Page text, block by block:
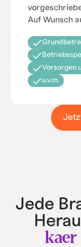
Auf Wunsch
Vorsorgen
u.v.m.
Jede
kaer